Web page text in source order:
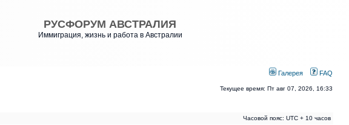
РУСФОРУМ АВСТРАЛИЯ
Иммиграция, жизнь и работа в Австралии
Галерея FAQ
Текущее время: Пт авг 07, 2026, 16:33
Часовой пояс: UTC + 10 часов